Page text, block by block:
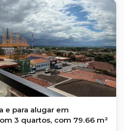
e para alugar em
3 quartos, com 79.66 m²